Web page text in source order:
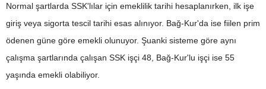
Normal şartlarda SSK'lılar için emeklilik tarihi hesaplanırken, ilk işe
giriş veya sigorta tescil tarihi esas alınıyor. Bağ-Kur'da ise fiilen prim
ödenen güne göre emekli olunuyor. Şuanki sisteme göre aynı
çalışma şartlarında çalışan SSK işçi 48, Bağ-Kur'lu işçi ise 55
yaşında emekli olabiliyor.